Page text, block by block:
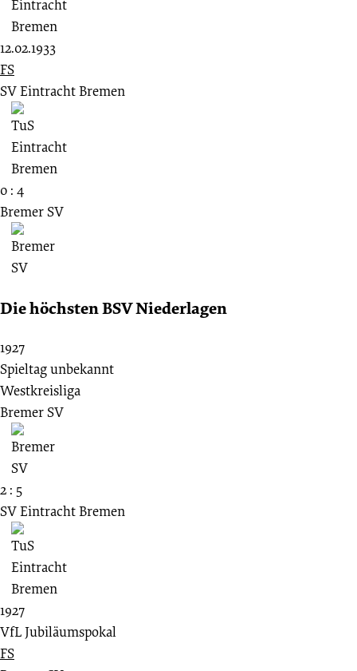
12.02.1933
FS
SV Eintracht Bremen
0 : 4
Bremer SV
Die höchsten BSV Niederlagen
1927
Spieltag unbekannt
Westkreisliga
Bremer SV
2 : 5
SV Eintracht Bremen
1927
VfL Jubiläumspokal
FS